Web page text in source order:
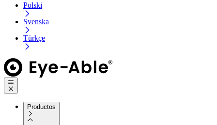
Polski
Svenska
Türkçe
Productos